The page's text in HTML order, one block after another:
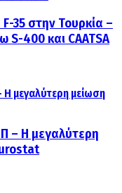
F-35 στην Τουρκία –
S-400 και CAATSA
– Η μεγαλύτερη